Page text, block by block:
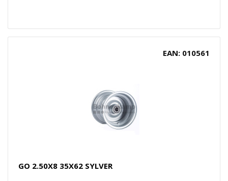
EAN: 010561
GO 2.50X8 35X62 SYLVER